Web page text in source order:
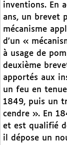
inventions. En
ans, un brevet
mécanisme
d’un «
à usage de
deuxième
apportés aux
un feu en
1849, puis un
cendre ». En
et est qualifié
il dépose un